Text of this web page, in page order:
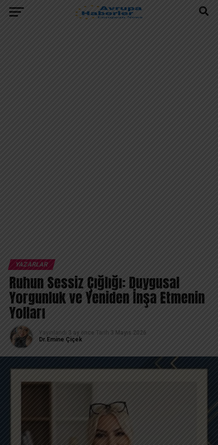
YAZARLAR
Ruhun Sessiz Çığlığı: Duygusal
Yorgunluk ve Yeniden İnşa Etmenin
Yolları
Yayınlandı 3 ay önce Tarih 3 Mayıs 2026
Dr.Emine Çiçek